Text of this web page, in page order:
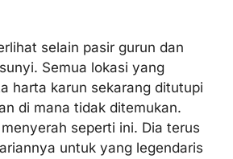
selain pasir gurun dan
Semua lokasi yang
harta karun sekarang ditutupi
di mana tidak ditemukan.
seperti ini. Dia terus
untuk yang legendaris